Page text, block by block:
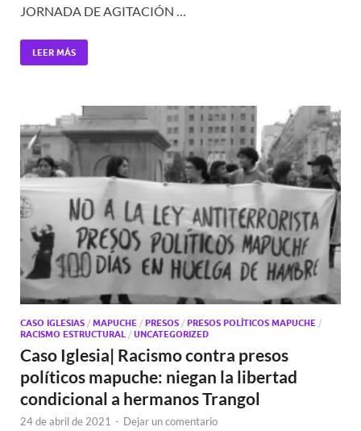
JORNADA DE AGITACIÓN …
LEER MÁS
CASO IGLESIAS / MAPUCHE / PRESOS / PRESOS POLÍTICOS MAPUCHE /
RACISMO ESTRUCTURAL / UNCATEGORIZED
Caso Iglesia| Racismo contra presos
políticos mapuche: niegan la libertad
condicional a hermanos Trangol
24 de abril de 2021 - Dejar un comentario